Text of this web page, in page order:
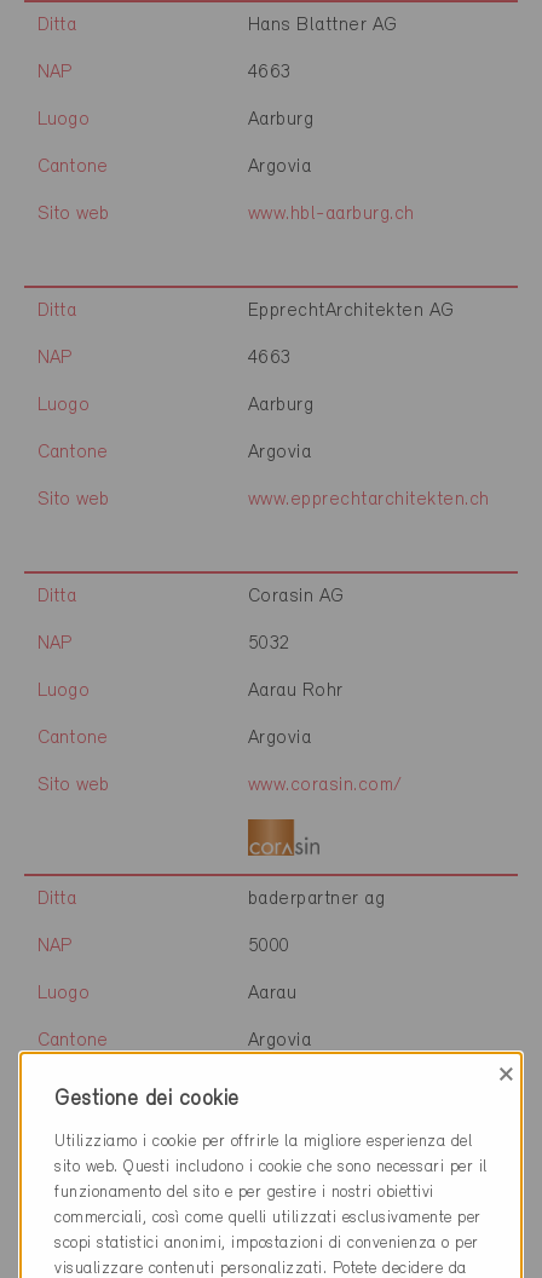
Ditta Hans Blattner AG
NAP 4663
Luogo Aarburg
Cantone Argovia
Sito web www.hbl-aarburg.ch
Ditta EpprechtArchitekten AG
NAP 4663
Luogo Aarburg
Cantone Argovia
Sito web www.epprechtarchitekten.ch
Ditta Corasin AG
NAP 5032
Luogo Aarau Rohr
Cantone Argovia
Sito web www.corasin.com/
Ditta baderpartner ag
NAP 5000
Luogo Aarau
Cantone Argovia
Sito web
Ditta
Felber Widmer Schweizer
Architekten SIA AG
NAP 5000
Gestione dei cookie
×
Utilizziamo i cookie per offrirle la migliore esperienza del
sito web. Questi includono i cookie che sono necessari per il
funzionamento del sito e per gestire i nostri obiettivi
commerciali, così come quelli utilizzati esclusivamente per
scopi statistici anonimi, impostazioni di convenienza o per
visualizzare contenuti personalizzati. Potete decidere da